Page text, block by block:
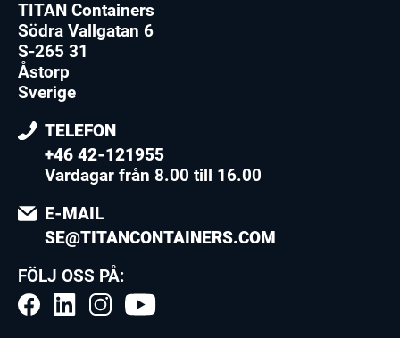
TITAN Containers
Södra Vallgatan 6
S-265 31
Åstorp
Sverige
TELEFON
+46 42-121955
Vardagar från 8.00 till 16.00
E-MAIL
SE@TITANCONTAINERS.COM
FÖLJ OSS PÅ: